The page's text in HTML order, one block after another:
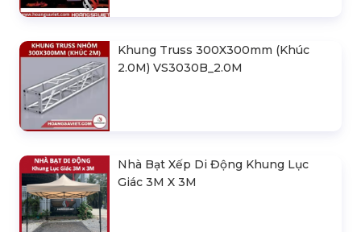
Khung Truss 300X300mm (Khúc
2.0M) VS3030B_2.0M
Nhà Bạt Xếp Di Động Khung Lục
Giác 3M X 3M